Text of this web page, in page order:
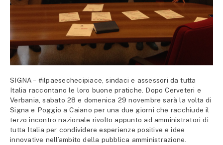
SIGNA – #ilpaesechecipiace, sindaci e assessori da tutta
Italia raccontano le loro buone pratiche. Dopo Cerveteri e
Verbania, sabato 28 e domenica 29 novembre sarà la volta di
Signa e Poggio a Caiano per una due giorni che racchiude il
terzo incontro nazionale rivolto appunto ad amministratori di
tutta Italia per condividere esperienze positive e idee
innovative nell’ambito della pubblica amministrazione.